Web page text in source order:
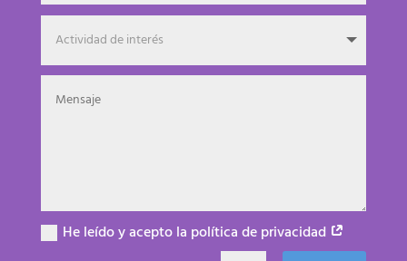
He leído y acepto la política de privacidad